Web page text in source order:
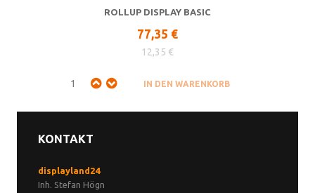
ROLLUP DISPLAY BASIC
77,35 €
12,35 €
KONTAKT
displayland24
Inh. Stefan Högn